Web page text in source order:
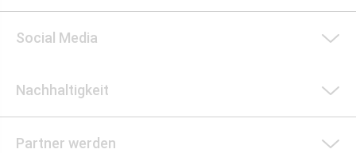
Social Media
Nachhaltigkeit
Partner werden